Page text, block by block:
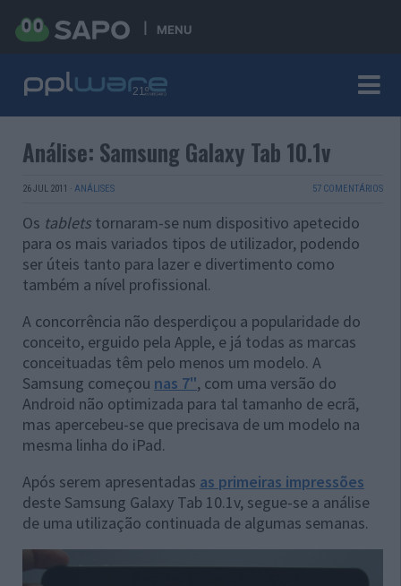
MENU
Análise: Samsung Galaxy Tab 10.1v
26 JUL 2011 · ANÁLISES 57 COMENTÁRIOS
Os tablets tornaram-se num dispositivo apetecido
para os mais variados tipos de utilizador, podendo
ser úteis tanto para lazer e divertimento como
também a nível profissional.
A concorrência não desperdiçou a popularidade do
conceito, erguido pela Apple, e já todas as marcas
conceituadas têm pelo menos um modelo. A
Samsung começou nas 7", com uma versão do
Android não optimizada para tal tamanho de ecrã,
mas apercebeu-se que precisava de um modelo na
mesma linha do iPad.
Após serem apresentadas as primeiras impressões
deste Samsung Galaxy Tab 10.1v, segue-se a análise
de uma utilização continuada de algumas semanas.